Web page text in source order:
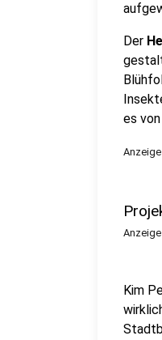
Der
es
Anzeige
Anzeige
Kim